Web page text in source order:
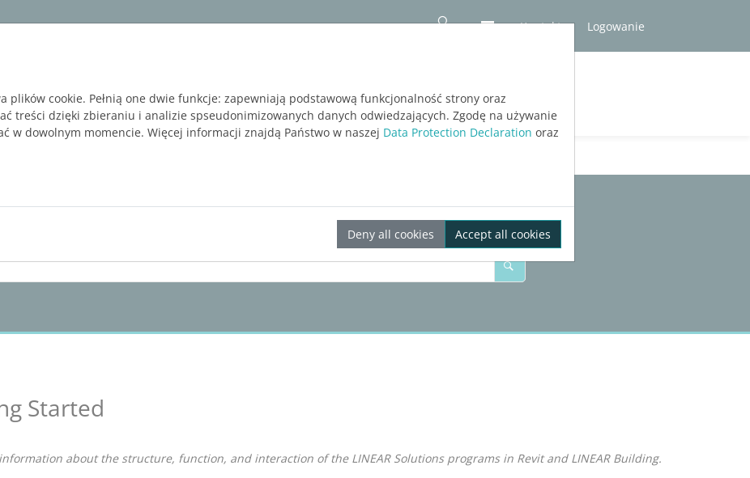
Kontakt
Logowanie
Services Blog BEZPŁATNA WERSJA PRÓBNA
Started
about the structure, function, and interaction of the LINEAR Solutionsprograms in Revitand LINEAR Building.
plików cookie. Pełnią one dwie funkcje: zapewniają podstawową funkcjonalność strony oraz
treści dzięki zbieraniu i analizie spseudonimizowanych danych odwiedzających. Zgodę na używanie
w dowolnym momencie. Więcej informacji znajdą Państwo w naszej Data Protection Declaration oraz
Deny all cookies Accept all cookies